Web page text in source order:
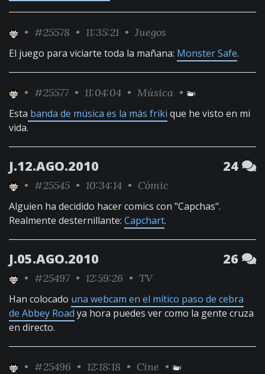
• #25578 • 11:35:21 • Juegos
El juego para viciarte toda la mañana: Monster Safe.
• #25577 • 11:04:04 • Música •
Esta banda de música es la más friki que he visto en mi
vida.
J.12.AGO.2010 24
• #25545 • 10:34:14 • Cómic
Alguien ha decidido hacer comics con "Capchas".
Realmente desternillante: Capchart.
J.05.AGO.2010 26
• #25497 • 12:59:26 • TV
Han colocado una webcam en el mítico paso de cebra
de Abbey Road ya hora puedes ver como la gente cruza
en directo.
• #25496 • 12:18:18 • Cine •